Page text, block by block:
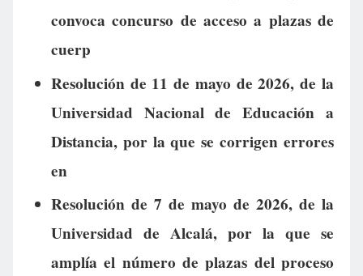
convoca concurso de acceso a plazas de
cuerp
Resolución de 11 de mayo de 2026, de la
Universidad Nacional de Educación a
Distancia, por la que se corrigen errores
en
Resolución de 7 de mayo de 2026, de la
Universidad de Alcalá, por la que se
amplía el número de plazas del proceso